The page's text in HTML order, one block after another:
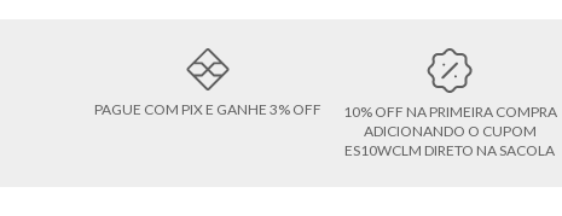
PAGUE COM PIX E GANHE 3% OFF
10% OFF NA PRIMEIRA COMPRA
ADICIONANDO O CUPOM
ES10WCLM DIRETO NA SACOLA